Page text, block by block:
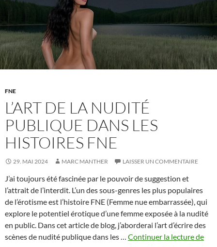
FNE
L’ART DE LA NUDITÉ
PUBLIQUE DANS LES
HISTOIRES FNE
29. MAI 2024 MARC MANTHER LAISSER UN COMMENTAIRE
J’ai toujours été fascinée par le pouvoir de suggestion et
l’attrait de l’interdit. L’un des sous-genres les plus populaires
de l’érotisme est l’histoire FNE (Femme nue embarrassée), qui
explore le potentiel érotique d’une femme exposée à la nudité
en public. Dans cet article de blog, j’aborderai l’art d’écrire des
scènes de nudité publique dans les … Continuer la lecture deL’art